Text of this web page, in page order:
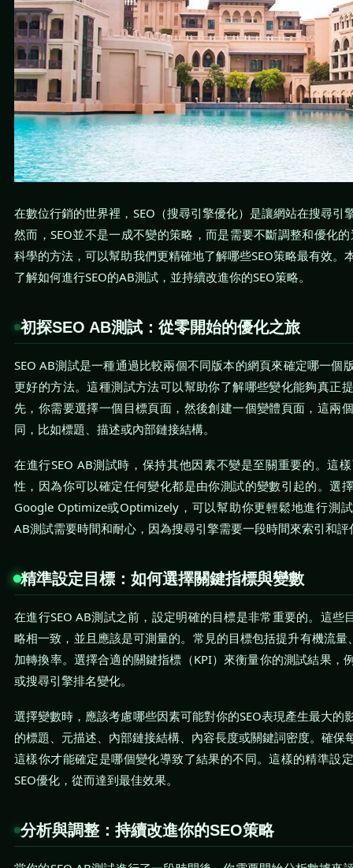
在數位行銷的世界裡，SEO（搜尋引擎優化）是讓網站在搜尋引
然而，SEO並不是一成不變的策略，而是需要不斷調整和優化
科學的方法，可以幫助我們更精確地了解哪些SEO策略最有效。
了解如何進行SEO的AB測試，並持續改進你的SEO策略。
初探SEO AB測試：從零開始的優化之旅
SEO AB測試是一種通過比較兩個不同版本的網頁來確定哪一個
更好的方法。這種測試方法可以幫助你了解哪些變化能夠真正
先，你需要選擇一個目標頁面，然後創建一個變體頁面，這兩
同，比如標題、描述或內部鏈接結構。
在進行SEO AB測試時，保持其他因素不變是至關重要的。這
性，因為你可以確定任何變化都是由你測試的變數引起的。選
Google Optimize或Optimizely，可以幫助你更輕鬆地進行測
AB測試需要時間和耐心，因為搜尋引擎需要一段時間來索引和
精準設定目標：如何選擇關鍵指標與變數
在進行SEO AB測試之前，設定明確的目標是非常重要的。這些
略相一致，並且應該是可測量的。常見的目標包括提升有機流量
加轉換率。選擇合適的關鍵指標（KPI）來衡量你的測試結果，
或搜尋引擎排名變化。
選擇變數時，應該考慮哪些因素可能對你的SEO表現產生最大的
的標題、元描述、內部鏈接結構、內容長度或關鍵詞密度。確保
這樣你才能確定是哪個變化導致了結果的不同。這樣的精準設
SEO優化，從而達到最佳效果。
分析與調整：持續改進你的SEO策略